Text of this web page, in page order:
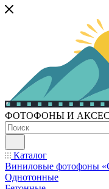
ФОТОФОНЫ И
Каталог
Виниловые фотофоны
Однотонные